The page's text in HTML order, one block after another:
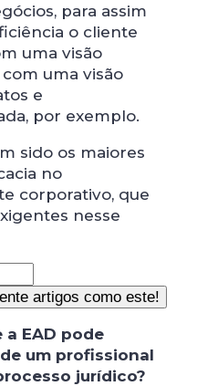
para assim
o cliente
uma visão
uma visão
e
por exemplo.
sido os maiores
no
corporativo, que
nesse
EAD pode
um profissional
jurídico?